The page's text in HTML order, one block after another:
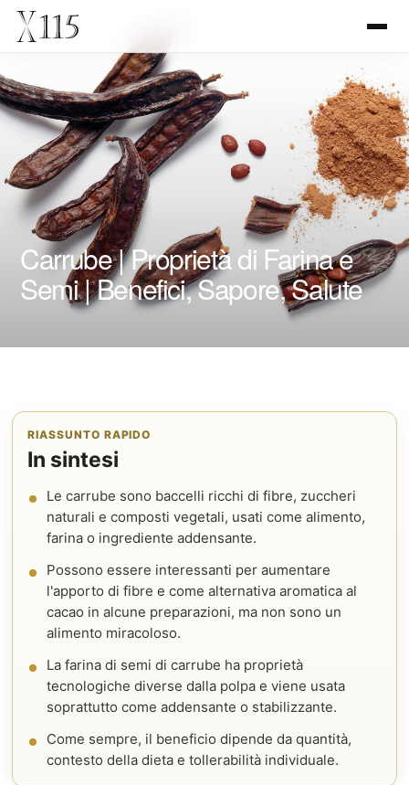
Carrube | Proprietà di Farina e
Semi | Benefici, Sapore, Salute
RIASSUNTO RAPIDO
In sintesi
Le carrube sono baccelli ricchi di fibre, zuccheri
naturali e composti vegetali, usati come alimento,
farina o ingrediente addensante.
Possono essere interessanti per aumentare
l'apporto di fibre e come alternativa aromatica al
cacao in alcune preparazioni, ma non sono un
alimento miracoloso.
La farina di semi di carrube ha proprietà
tecnologiche diverse dalla polpa e viene usata
soprattutto come addensante o stabilizzante.
Come sempre, il beneficio dipende da quantità,
contesto della dieta e tollerabilità individuale.